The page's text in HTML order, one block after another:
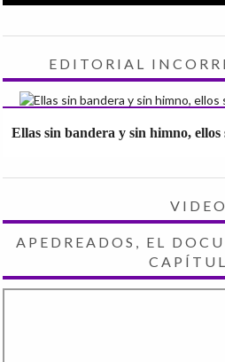
EDITORIAL
Ellas sin bandera y sin himno, ellos
VIDEO
APEDREADOS, EL